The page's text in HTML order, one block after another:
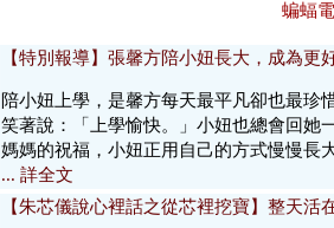
蝙蝠
【特別報導】張馨方陪小妞長大，成為更
陪小妞上學，是馨方每天最平凡卻也最珍
笑著說：「上學愉快。」小妞也總會回她
媽媽的祝福，小妞正用自己的方式慢慢長
... 詳全文
【朱芯儀說心裡話之從芯裡挖寶】整天